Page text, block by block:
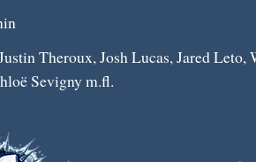
Theroux, Josh Lucas, Jared Leto,
Sevigny m.fl.